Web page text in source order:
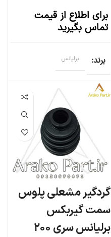
برای اطلاع از قیمت
تماس بگیرید
برند برلیانس
گردگیر مشعلی پلوس
سمت گیربکس
برلیانس سری ۲۰۰